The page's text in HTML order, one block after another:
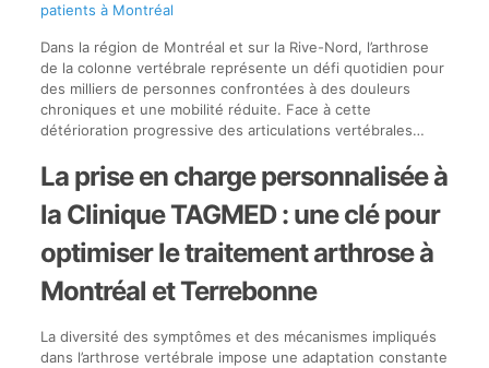
patients à Montréal
Dans la région de Montréal et sur la Rive-Nord, l’arthrose
de la colonne vertébrale représente un défi quotidien pour
des milliers de personnes confrontées à des douleurs
chroniques et une mobilité réduite. Face à cette
détérioration progressive des articulations vertébrales…
La prise en charge personnalisée à
la Clinique TAGMED : une clé pour
optimiser le traitement arthrose à
Montréal et Terrebonne
La diversité des symptômes et des mécanismes impliqués
dans l’arthrose vertébrale impose une adaptation constante